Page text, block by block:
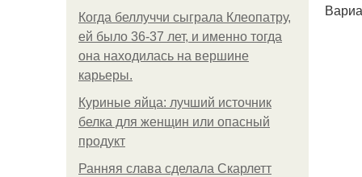
Когда беллуччи сыграла Клеопатру,
ей было 36-37 лет, и именно тогда
она находилась на вершине
карьеры.
Куриные яйца: лучший источник
белка для женщин или опасный
продукт
Ранняя слава сделала Скарлетт